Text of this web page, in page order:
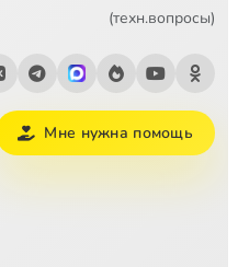
2:18 Сейчас
1:29
2:41
1:31
(техн.вопросы)
Мне нужна помощь